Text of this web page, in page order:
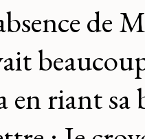
de
en riant sa